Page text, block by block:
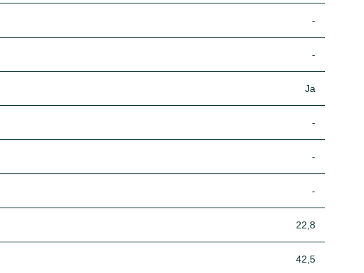
-
-
Ja
-
-
-
22,8
42,5